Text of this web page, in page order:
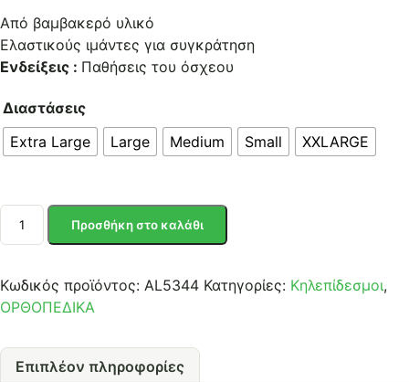
Από βαμβακερό υλικό
Ελαστικούς ιμάντες για συγκράτηση
Ενδείξεις : Παθήσεις του όσχεου
Διαστάσεις
Extra Large
Large Medium Small XXLARGE
ΣΠΑΣΟΥΑΡ
ποσότητα
Προσθήκη στο καλάθι
Κωδικός προϊόντος: AL5344 Κατηγορίες: Κηλεπίδεσμοι,
ΟΡΘΟΠΕΔΙΚΑ
Επιπλέον πληροφορίες